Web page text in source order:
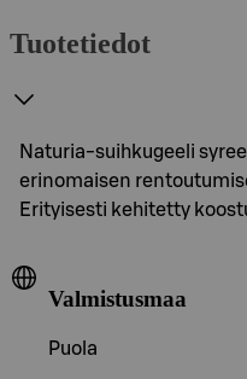
Tuotetiedot
Naturia-suihkugeeli
erinomaisen
Erityisesti kehitetty
Valmistusmaa
Puola